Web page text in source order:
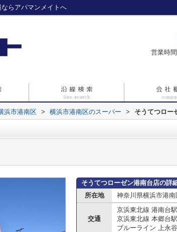
らアパマンメイトへ
営業時
浜市港南区 > 横浜市港南区のスーパー > そうてつロー
そうてつローゼン港南台店の詳
所在地
神奈川県横浜市港
交通
京浜東北線 港南台駅
京浜東北線 本郷台駅
ブルーライン 上永